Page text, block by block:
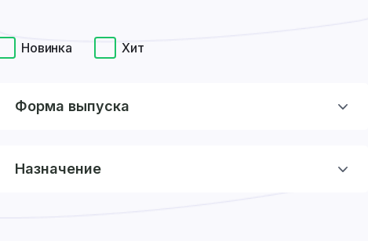
Форма выпуска
Назначение
Новинка Хит